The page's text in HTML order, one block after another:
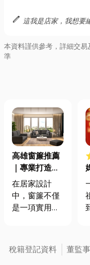
edit 這我是店家，我想要
本資料謹供參考，詳細交
準
高雄窗簾推薦
｜專業打造客
製化窗簾，居
家質感升級首
選
在居家設計
中，窗簾不僅
是一項實用的
感的重要元
素。無論是溫
稅籍登記資料 董監